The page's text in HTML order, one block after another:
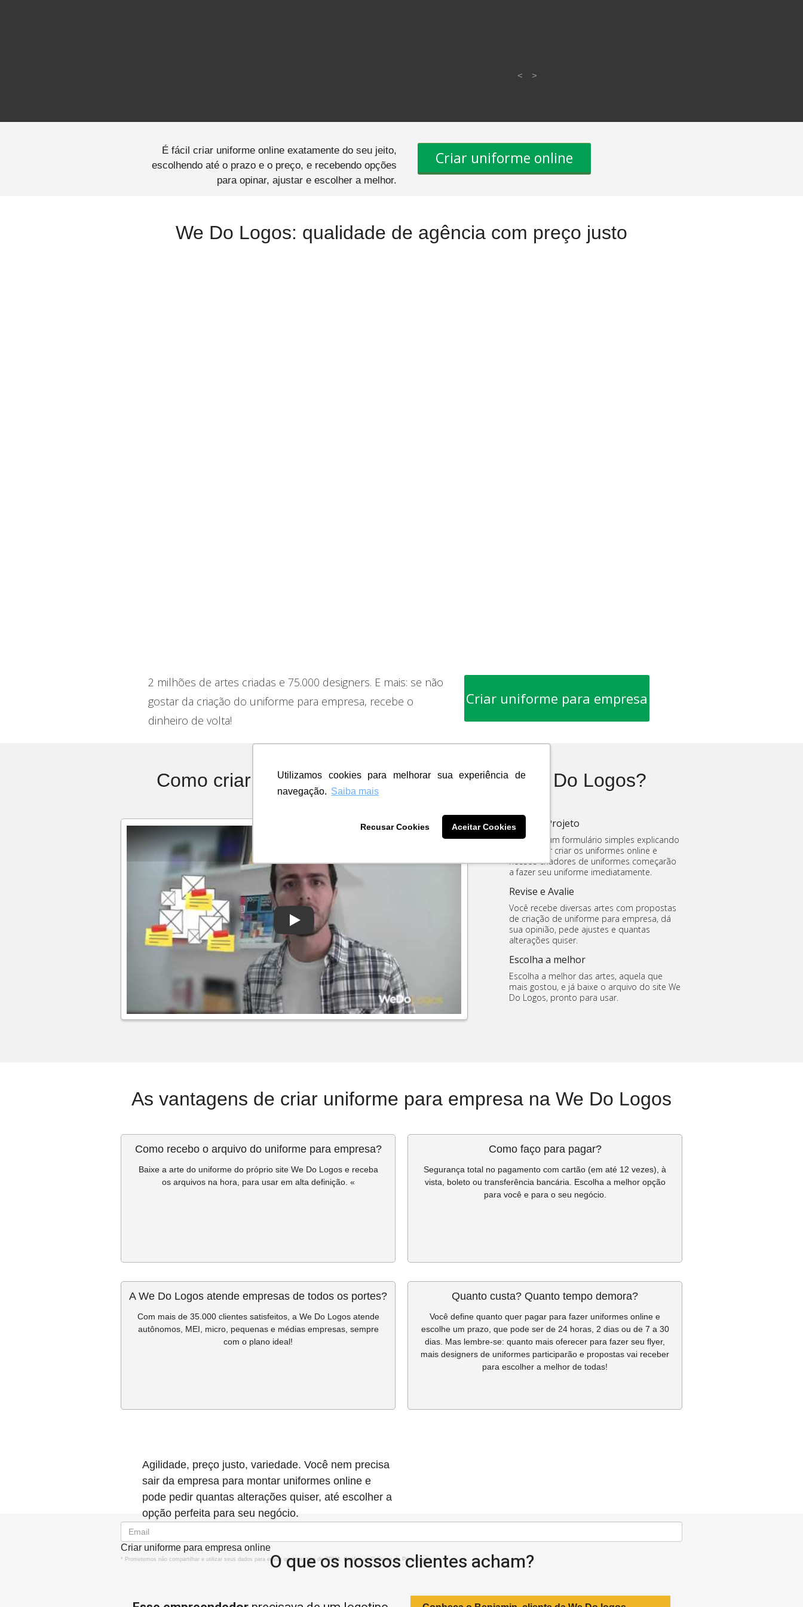
Utilizamos cookies para melhorar sua experiência de
navegação. Saiba mais
Recusar Cookies Aceitar Cookies
< >
É fácil criar uniforme online exatamente do seu jeito,
escolhendo até o prazo e o preço, e recebendo opções
para opinar, ajustar e escolher a melhor.
Criar uniforme online
We Do Logos: qualidade de agência com preço justo
2 milhões de artes criadas e 75.000 designers. E mais: se não
gostar da criação do uniforme para empresa, recebe o
dinheiro de volta!
Criar uniforme para empresa
Como criar uniforme para empresa com a We Do Logos?
Play: Youtube Video
Crie um Projeto
Preencha um formulário simples explicando
como quer criar os uniformes online e
nossos criadores de uniformes começarão
a fazer seu uniforme imediatamente.
Revise e Avalie
Você recebe diversas artes com propostas
de criação de uniforme para empresa, dá
sua opinião, pede ajustes e quantas
alterações quiser.
Escolha a melhor
Escolha a melhor das artes, aquela que
mais gostou, e já baixe o arquivo do site We
Do Logos, pronto para usar.
As vantagens de criar uniforme para empresa na We Do Logos
Como recebo o arquivo do uniforme para empresa?
Baixe a arte do uniforme do próprio site We Do Logos e receba
os arquivos na hora, para usar em alta definição. «
Como faço para pagar?
Segurança total no pagamento com cartão (em até 12 vezes), à
vista, boleto ou transferência bancária. Escolha a melhor opção
para você e para o seu negócio.
A We Do Logos atende empresas de todos os portes?
Com mais de 35.000 clientes satisfeitos, a We Do Logos atende
autônomos, MEI, micro, pequenas e médias empresas, sempre
com o plano ideal!
Quanto custa? Quanto tempo demora?
Você define quanto quer pagar para fazer uniformes online e
escolhe um prazo, que pode ser de 24 horas, 2 dias ou de 7 a 30
dias. Mas lembre-se: quanto mais oferecer para fazer seu flyer,
mais designers de uniformes participarão e propostas vai receber
para escolher a melhor de todas!
Agilidade, preço justo, variedade. Você nem precisa
sair da empresa para montar uniformes online e
pode pedir quantas alterações quiser, até escolher a
opção perfeita para seu negócio.
Criar uniforme para empresa online
* Prometemos não compartilhar e utilizar seus dados para enviar qualquer tipo de SPAM. Confira asPolíticas de Privacidade.
O que os nossos clientes acham?